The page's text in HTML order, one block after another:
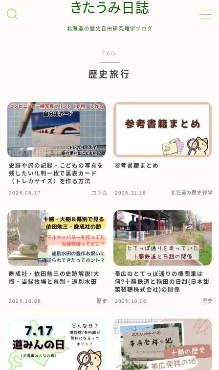
きたうみ日誌
北海道の歴史自由研究雑学ブログ
サイトマップ
TAG
歴史旅行
史跡や旅の記録・こどもの写真を
残したい!L判一枚で裏表カード
（トレカサイズ）を作る方法
2026.05.17 コラム
参考書籍まとめ
2025.11.16 北海道の歴史雑学
晩成社・依田勉三の史跡解説!大
樹・当縁牧場と幕別・途別水田
2025.10.06 歴史
帯広のとてっぽ通りの機関車は
何?十勝鉄道と稲田の日甜(日本甜
菜製糖株式会社)の関係
2025.10.06 歴史